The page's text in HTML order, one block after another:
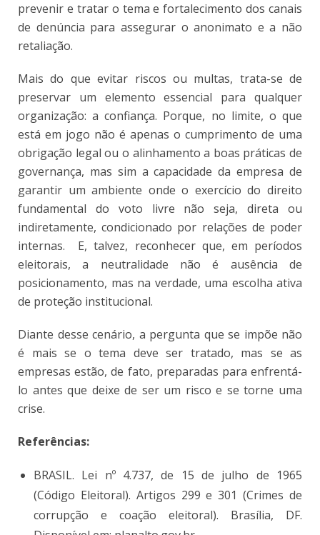
prevenir e tratar o tema e fortalecimento dos canais
de denúncia para assegurar o anonimato e a não
retaliação.
Mais do que evitar riscos ou multas, trata-se de
preservar um elemento essencial para qualquer
organização: a confiança. Porque, no limite, o que
está em jogo não é apenas o cumprimento de uma
obrigação legal ou o alinhamento a boas práticas de
governança, mas sim a capacidade da empresa de
garantir um ambiente onde o exercício do direito
fundamental do voto livre não seja, direta ou
indiretamente, condicionado por relações de poder
internas. E, talvez, reconhecer que, em períodos
eleitorais, a neutralidade não é ausência de
posicionamento, mas na verdade, uma escolha ativa
de proteção institucional.
Diante desse cenário, a pergunta que se impõe não
é mais se o tema deve ser tratado, mas se as
empresas estão, de fato, preparadas para enfrentá-
lo antes que deixe de ser um risco e se torne uma
crise.
Referências:
BRASIL. Lei nº 4.737, de 15 de julho de 1965
(Código Eleitoral). Artigos 299 e 301 (Crimes de
corrupção e coação eleitoral). Brasília, DF.